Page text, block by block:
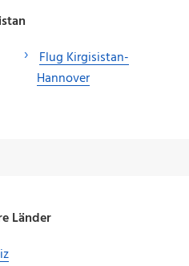
Flug Kirgisistan-
Hannover
Länder